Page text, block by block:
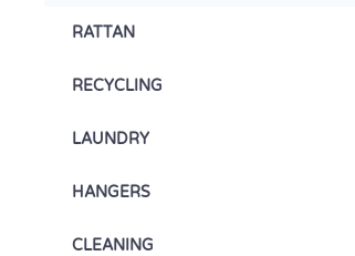
RATTAN
RECYCLING
LAUNDRY
HANGERS
CLEANING